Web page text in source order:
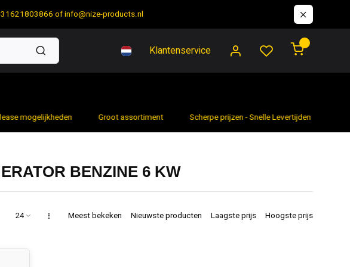
ofinfo@nize-products.nl
Klantenservice
mogelijkheden Groot assortiment Scherpe prijzen - Snelle Levertijden
BENZINE 6 KW
Meest bekeken Nieuwste producten Laagste prijs Hoogste prijs